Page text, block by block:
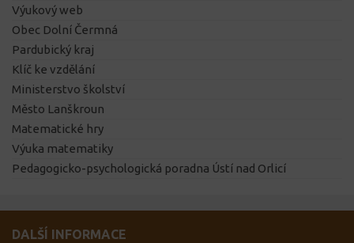
Výukový web
Obec Dolní Čermná
Pardubický kraj
Klíč ke vzdělání
Ministerstvo školství
Město Lanškroun
Matematické hry
Výuka matematiky
Pedagogicko-psychologická poradna Ústí nad Orlicí
DALŠÍ INFORMACE